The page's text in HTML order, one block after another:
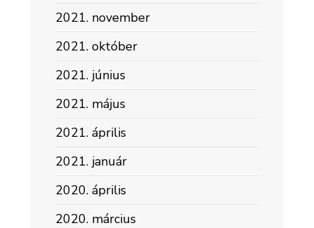
2021. november
2021. október
2021. június
2021. május
2021. április
2021. január
2020. április
2020. március